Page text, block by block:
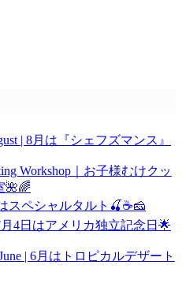
| 8月は『シェフズマンス』
Workshop｜お子様むけクッ
🌺🌈
スペシャルタルト🍒☕🧀
4日はアメリカ独立記念日🌟
| 6月はトロピカルデザート